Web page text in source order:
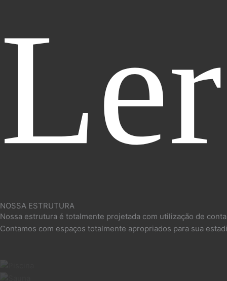
NOSSA ESTRUTURA
Nossa estrutura é totalmente projetada com utilização de
Contamos com espaços totalmente apropriados para sua